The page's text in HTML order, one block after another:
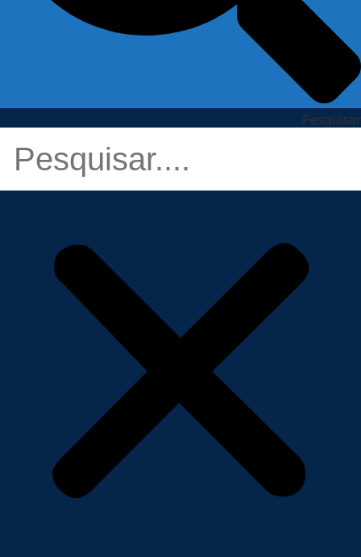
Pesquisar